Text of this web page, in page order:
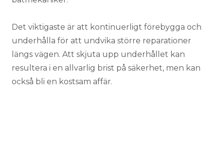
Det viktigaste är att kontinuerligt förebygga och
underhålla för att undvika större reparationer
längs vägen. Att skjuta upp underhållet kan
resultera i en allvarlig brist på säkerhet, men kan
också bli en kostsam affär.